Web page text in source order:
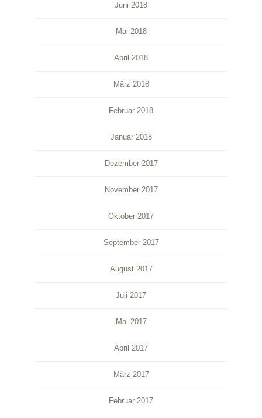
Juni 2018
Mai 2018
April 2018
März 2018
Februar 2018
Januar 2018
Dezember 2017
November 2017
Oktober 2017
September 2017
August 2017
Juli 2017
Mai 2017
April 2017
März 2017
Februar 2017